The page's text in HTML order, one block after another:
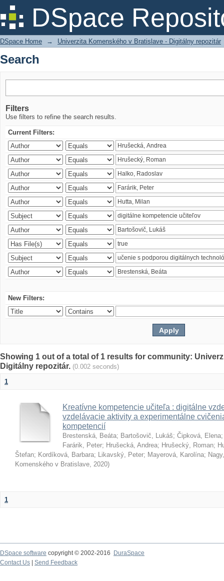
DSpace
Search
DSpace Home → Univerzita Komenského v Bratislave - Digitálny repozitár
Search
Filters
Use filters to refine the search results.
Current Filters:
New Filters:
Showing 1 out of a total of 1 results for community:
Digitálny repozitár. (0.002 seconds)
1
Kreatívne kompetencie učiteľa : digitálne
vzdelávacie aktivity a experimentálne
kompetencií
Brestenská, Beáta; Bartošovič, Lukáš; Čipková, Elena
Farárik, Peter; Hrušecká, Andrea; Hrušecký, Roman;
Štefan; Kordíková, Barbara; Likavský, Peter; Mayerová, Karolína;
Komenského v Bratislave, 2020)
1
DSpace software copyright © 2002-2016
DuraSpace
Contact Us
Send Feedback